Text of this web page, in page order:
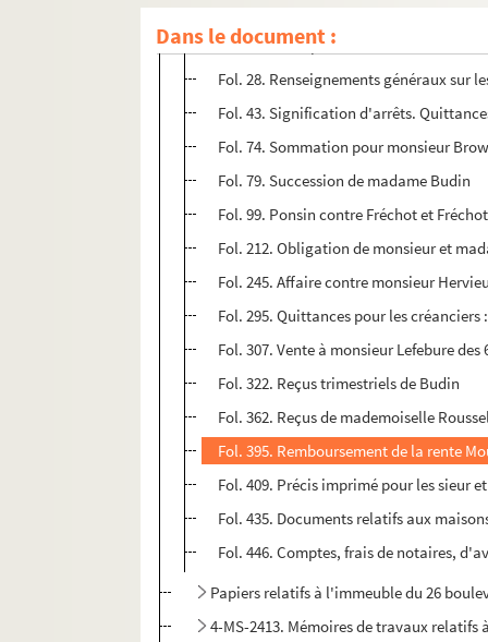
Dans le document :
Fol. 9. Décès de madame Budin,
Fol. 21. Vente par monsieur Budin à
Fol. 28. Renseignements généraux sur
Fol. 43. Signification d'arrêts.
Fol. 74. Sommation pour monsieur
Fol. 79. Succession de madame Budin
Fol. 99. Ponsin contre Fréchot et
Fol. 212. Obligation de monsieur et
Fol. 245. Affaire contre monsieur
Fol. 295. Quittances pour les créanciers
Fol. 307. Vente à monsieur Lefebure
Fol. 322. Reçus trimestriels de Budin
Fol. 362. Reçus de mademoiselle
Fol. 395. Remboursement de la rente
Fol. 409. Précis imprimé pour les sieur
Fol. 435. Documents relatifs aux
Fol. 446. Comptes, frais de notaires,
Papiers relatifs à l'immeuble du 26
4-MS-2413. Mémoires de travaux relatifs